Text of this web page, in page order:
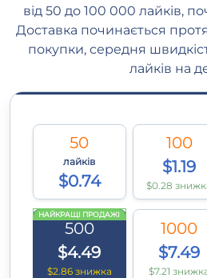
від 50 до 100 000 лайків,
Доставка починається
покупки, середня
лайків на
50
лайків
$0.74
100
$1.19
$0.28
НАЙКРАЩІ ПРОДАЖІ
500
$4.49
$2.86 знижка
1000
$7.49
$7.21